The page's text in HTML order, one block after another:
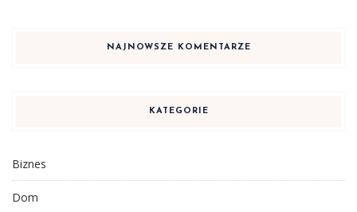
NAJNOWSZE KOMENTARZE
KATEGORIE
Biznes
Dom